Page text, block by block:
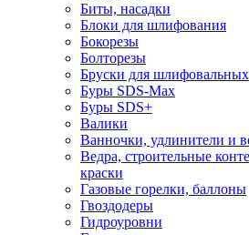
Биты, насадки
Блоки для шлифования
Бокорезы
Болторезы
Бруски для
Буры SDS-Max
Буры SDS+
Валики
Ванночки, удлинители и
Ведра, строительные
краски
Газовые горелки, баллоны
Гвоздодеры
Гидроуровни